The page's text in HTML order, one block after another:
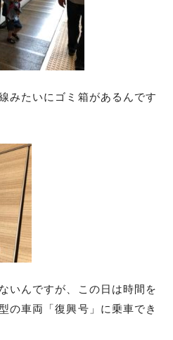
みたいにゴミ箱があるんです
いんですが、この日は時間を
の車両「復興号」に乗車でき